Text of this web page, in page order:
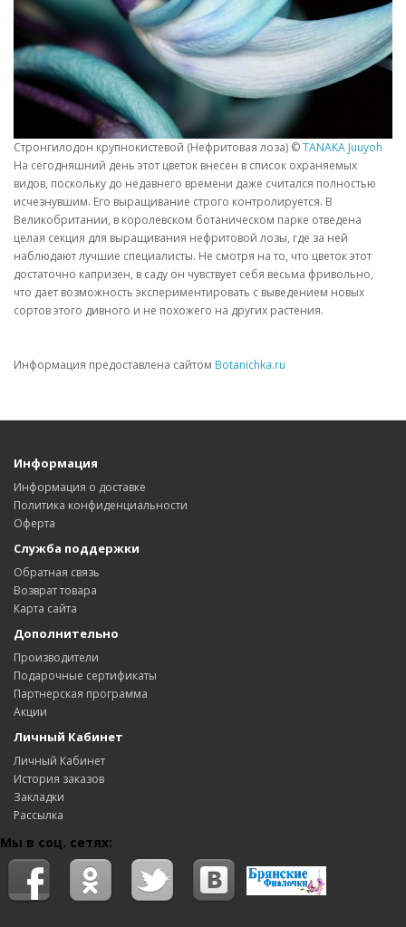
Стронгилодон крупнокистевой (Нефритовая лоза) ©TANAKA Juuyoh
На сегодняшний день этот цветок внесен в список охраняемых
видов, поскольку до недавнего времени даже считался полностью
исчезнувшим. Его выращивание строго контролируется. В
Великобритании, в королевском ботаническом парке отведена
целая секция для выращивания нефритовой лозы, где за ней
наблюдают лучшие специалисты. Не смотря на то, что цветок этот
достаточно капризен, в саду он чувствует себя весьма фривольно,
что дает возможность экспериментировать с выведением новых
сортов этого дивного и не похожего на других растения.
Информация предоставлена сайтом Botanichka.ru
Информация
Информация о доставке
Политика конфиденциальности
Оферта
Служба поддержки
Обратная связь
Возврат товара
Карта сайта
Дополнительно
Производители
Подарочные сертификаты
Партнерская программа
Акции
Личный Кабинет
Личный Кабинет
История заказов
Закладки
Рассылка
Мы в соц. сетях: